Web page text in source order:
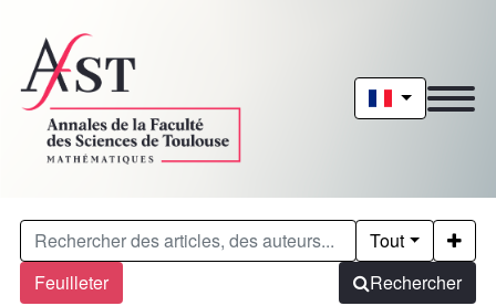
Feuilleter
Tout
Rechercher